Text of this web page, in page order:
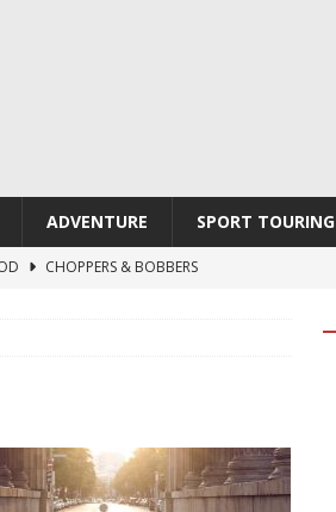
ADVENTURE SPORT TOURING
CHOPPERS & BOBBERS